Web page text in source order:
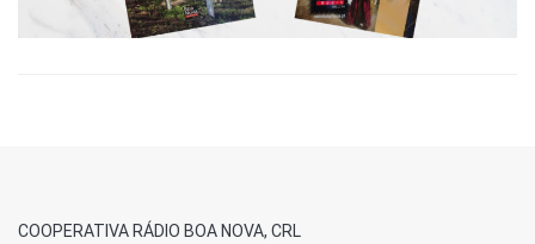
COOPERATIVA RÁDIO BOA NOVA, CRL